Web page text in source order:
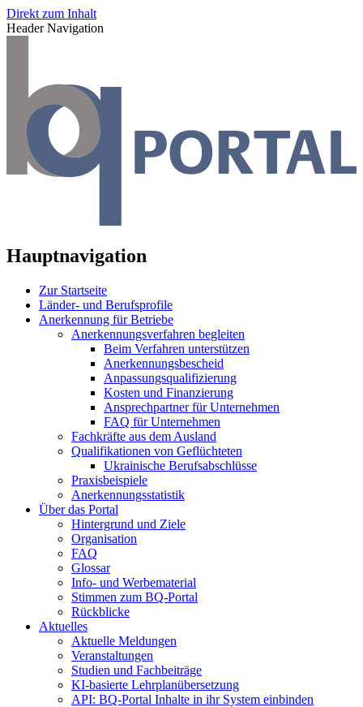
Direkt zum Inhalt
Header Navigation
Hauptnavigation
Zur Startseite
Länder- und Berufsprofile
Anerkennung für Betriebe
Anerkennungsverfahren begleiten
Beim Verfahren unterstützen
Anerkennungsbescheid
Anpassungsqualifizierung
Kosten und Finanzierung
Ansprechpartner für Unternehmen
FAQ für Unternehmen
Fachkräfte aus dem Ausland
Qualifikationen von Geflüchteten
Ukrainische Berufsabschlüsse
Praxisbeispiele
Anerkennungsstatistik
Über das Portal
Hintergrund und Ziele
Organisation
FAQ
Glossar
Info- und Werbematerial
Stimmen zum BQ-Portal
Rückblicke
Aktuelles
Aktuelle Meldungen
Veranstaltungen
Studien und Fachbeiträge
KI-basierte Lehrplanübersetzung
API: BQ-Portal Inhalte in ihr System einbinden